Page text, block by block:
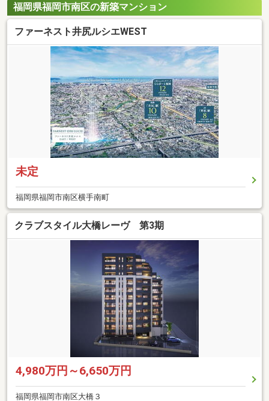
福岡県福岡市南区の新築マンション
ファーネスト井尻ルシエWEST
未定
福岡県福岡市南区横手南町
クラブスタイル大橋レーヴ 第3期
4,980万円～6,650万円
福岡県福岡市南区大橋３